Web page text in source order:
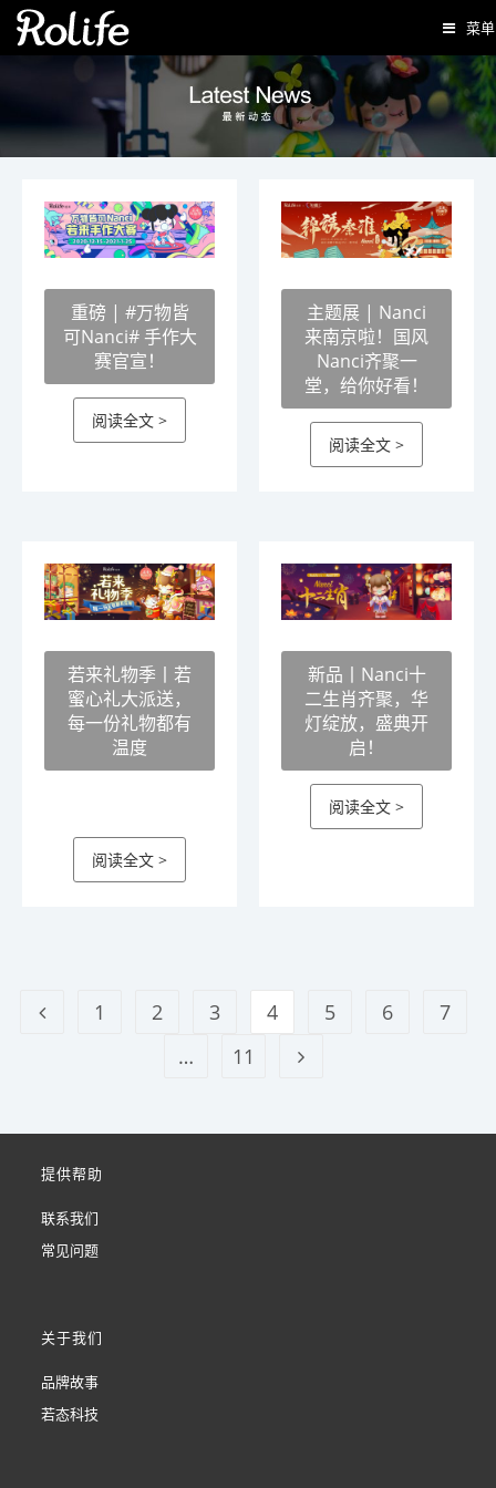
菜单
重磅 | #万物皆
可Nanci# 手作大
赛官宣！
阅读全文 >
主题展 | Nanci
来南京啦！国风
Nanci齐聚一
堂，给你好看！
阅读全文 >
若来礼物季丨若
蜜心礼大派送，
每一份礼物都有
温度
阅读全文 >
新品丨Nanci十
二生肖齐聚，华
灯绽放，盛典开
启！
阅读全文 >
1 2 3 4 5 6
7
…
11
提供帮助
联系我们
常见问题
关于我们
品牌故事
若态科技